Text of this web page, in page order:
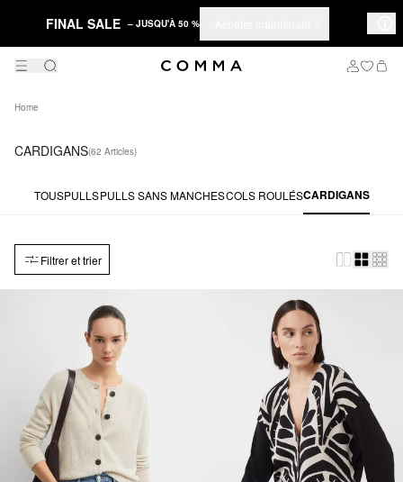
FINAL SALE – JUSQU'À 50 %
Home
CARDIGANS(62 Articles)
TOUSPULLSPULLS SANS MANCHESCOLS ROULÉSCARDIGANS
Filtrer et trier